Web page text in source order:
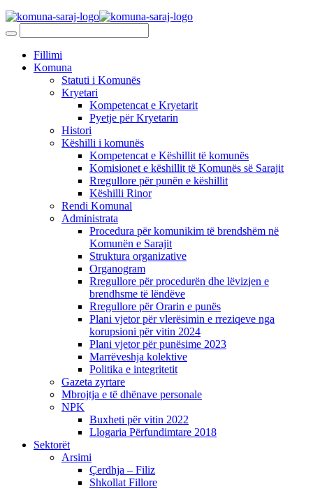
Fillimi
Komuna
Statuti i Komunës
Kryetari
Kompetencat e Kryetarit
Pyetje për Kryetarin
Histori
Këshilli i komunës
Kompetencat e Këshillit të komunës
Komisionet e këshillit të Komunës së Sarajit
Rregullore për punën e këshillit
Këshilli Rinor
Rendi Komunal
Administrata
Procedura për komunikim të brendshëm në
Komunën e Sarajit
Struktura organizative
Organogram
Rregullore për procedurën dhe lëvizjen e
brendhsme të lëndëve
Rregullore për Orarin e punës
Plani vjetor për vlerësimin e rreziqeve nga
korupsioni për vitin 2024
Plani vjetor për punësime 2023
Marrëveshja kolektive
Politika e integritetit
Gazeta zyrtare
Mbrojtja e të dhënave personale
NPK
Buxheti për vitin 2022
Llogaria Përfundimtare 2018
Sektorët
Arsimi
Çerdhja – Filiz
Shkollat Fillore